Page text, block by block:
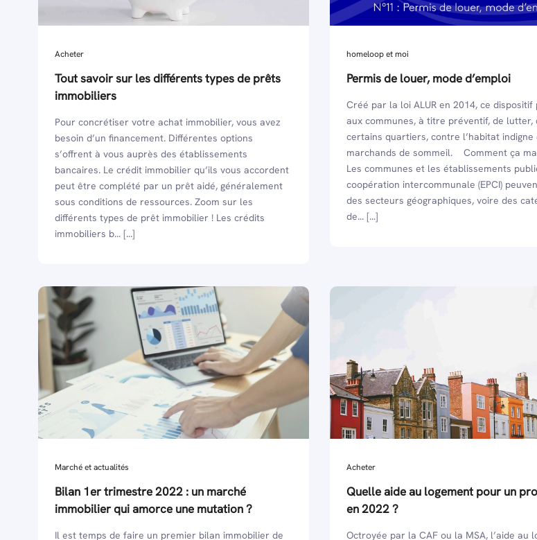
Acheter
Tout savoir sur les différents types de prêts
immobiliers
Pour concrétiser votre achat immobilier, vous avez
besoin d’un financement. Différentes options
s’offrent à vous auprès des établissements
bancaires. Le crédit immobilier qu’ils vous accordent
peut être complété par un prêt aidé, généralement
sous conditions de ressources. Zoom sur les
différents types de prêt immobilier ! Les crédits
immobiliers b... [...]
homeloop et moi
Permis de louer, mode d’emploi
Créé par la loi ALUR en 2014, ce
aux communes, à titre préventif, de lutter,
certains quartiers, contre l’habitat indigne
marchands de sommeil. Comment ça
Les communes et les établissements
coopération intercommunale (EPCI)
des secteurs géographiques, voire des
de... [...]
Marché et actualités
Bilan 1er trimestre 2022 : un marché
immobilier qui amorce une mutation ?
Il est temps de faire un premier bilan immobilier de
Acheter
Quelle aide au logement pour un
en 2022 ?
Octroyée par la CAF ou la MSA, l’aide au